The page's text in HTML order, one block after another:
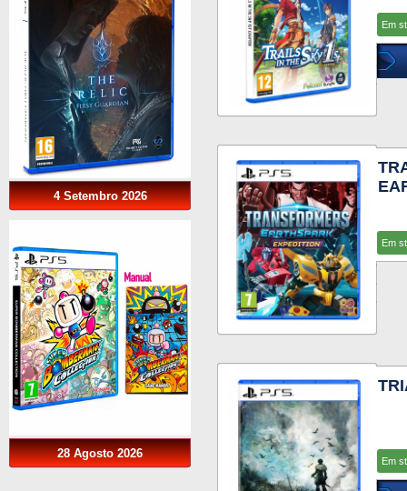
4 Setembro 2026
28 Agosto 2026
Em
Em
Em